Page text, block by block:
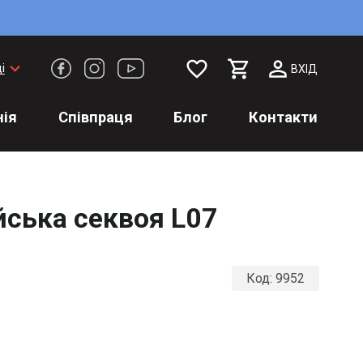
keyboard_arrow_down favorite_border ВХІД
Співпраця Блог Контакти
секвоя L07
Код: 9952